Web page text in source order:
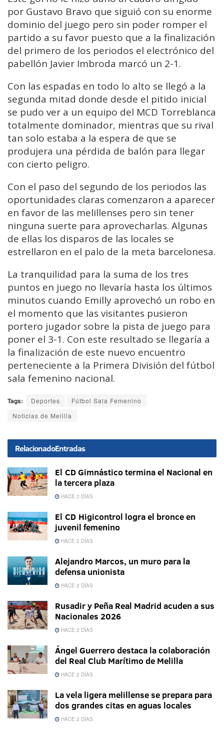
por Gustavo Bravo que siguió con su enorme
dominio del juego pero sin poder romper el
partido a su favor puesto que a la finalización
del primero de los periodos el electrónico del
pabellón Javier Imbroda marcó un 2-1.
Con las espadas en todo lo alto se llegó a la
segunda mitad donde desde el pitido inicial
se pudo ver a un equipo del MCD Torreblanca
totalmente dominador, mientras que su rival
tan solo estaba a la espera de que se
produjera una pérdida de balón para llegar
con cierto peligro.
Con el paso del segundo de los periodos las
oportunidades claras comenzaron a aparecer
en favor de las melillenses pero sin tener
ninguna suerte para aprovecharlas. Algunas
de ellas los disparos de las locales se
estrellaron en el palo de la meta barcelonesa.
La tranquilidad para la suma de los tres
puntos en juego no llevaría hasta los últimos
minutos cuando Emilly aprovechó un robo en
el momento que las visitantes pusieron
portero jugador sobre la pista de juego para
poner el 3-1. Con este resultado se llegaría a
la finalización de este nuevo encuentro
perteneciente a la Primera División del fútbol
sala femenino nacional.
Tags: Deportes
Fútbol Sala Femenino
Noticias de Melilla
RelacionadoEntradas
El CD Gimnástico termina el Nacional en
la tercera plaza
HACE 2 DÍAS
El CD Higicontrol logra el bronce en
juvenil femenino
HACE 2 DÍAS
Alejandro Marcos, un muro para la
defensa unionista
HACE 2 DÍAS
Rusadir y Peña Real Madrid acuden a sus
Nacionales 2026
HACE 2 DÍAS
Ángel Guerrero destaca la colaboración
del Real Club Marítimo de Melilla
HACE 2 DÍAS
La vela ligera melillense se prepara para
dos grandes citas en aguas locales
HACE 2 DÍAS